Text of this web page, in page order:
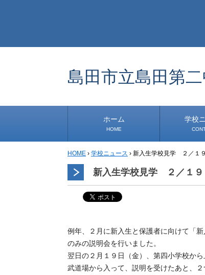
島田市立島田第
ホーム
HOME
学校
学校から
安心・安全
1年生
2年生
3年生
事務・保健
児童会・部
研修
小中連携事業
その他
HOME › 学校ニュース › 新入生学校見学 ２／１９
新入生学校見学 ２／１９
例年、２月に新入生と保護者に向けて「
のみの説明会を行いました。
翌日の２月１９日（金）、第四小学校か
武道場から入って、説明を受けたあと、